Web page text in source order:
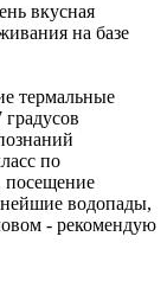
вкусная
на базе
термальные
по
посещение
водопады,
- рекомендую